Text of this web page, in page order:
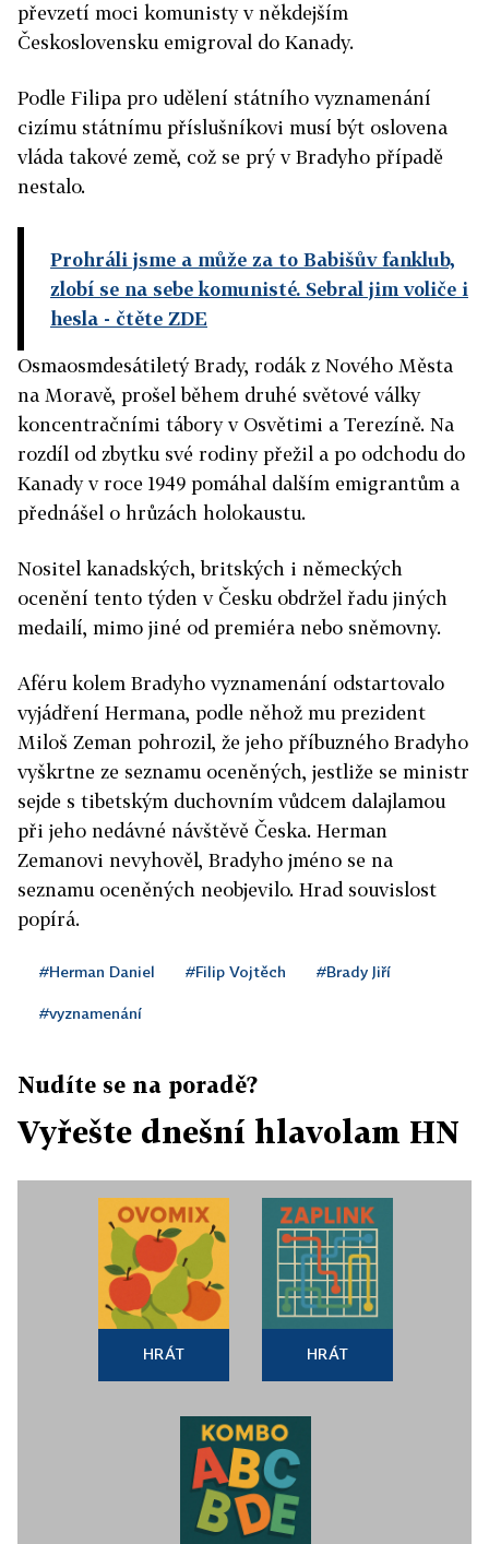
převzetí moci komunisty v někdejším
Československu emigroval do Kanady.
Podle Filipa pro udělení státního vyznamenání
cizímu státnímu příslušníkovi musí být oslovena
vláda takové země, což se prý v Bradyho případě
nestalo.
Prohráli jsme a může za to Babišův fanklub,
zlobí se na sebe komunisté. Sebral jim voliče i
hesla - čtěte ZDE
Osmaosmdesátiletý Brady, rodák z Nového Města
na Moravě, prošel během druhé světové války
koncentračními tábory v Osvětimi a Terezíně. Na
rozdíl od zbytku své rodiny přežil a po odchodu do
Kanady v roce 1949 pomáhal dalším emigrantům a
přednášel o hrůzách holokaustu.
Nositel kanadských, britských i německých
ocenění tento týden v Česku obdržel řadu jiných
medailí, mimo jiné od premiéra nebo sněmovny.
Aféru kolem Bradyho vyznamenání odstartovalo
vyjádření Hermana, podle něhož mu prezident
Miloš Zeman pohrozil, že jeho příbuzného Bradyho
vyškrtne ze seznamu oceněných, jestliže se ministr
sejde s tibetským duchovním vůdcem dalajlamou
při jeho nedávné návštěvě Česka. Herman
Zemanovi nevyhověl, Bradyho jméno se na
seznamu oceněných neobjevilo. Hrad souvislost
popírá.
#Herman Daniel #Filip Vojtěch #Brady Jiří
#vyznamenání
Nudíte se na poradě?
Vyřešte dnešní hlavolam HN
HRÁT HRÁT